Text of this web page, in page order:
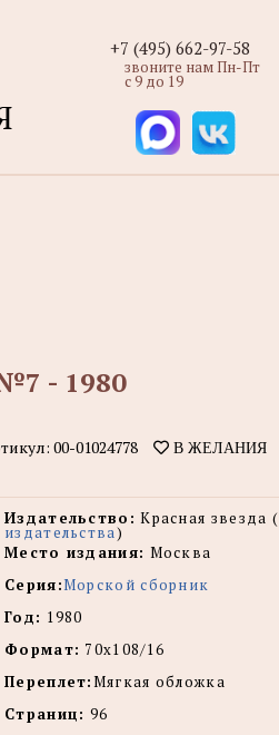
+7 (495) 662-97-58
звоните нам Пн-Пт
с 9 до 19
- 1980
00-01024778 В ЖЕЛАНИЯ
Издательство: Красная звезда (
издательства)
Место издания: Москва
Серия:Морской сборник
Год: 1980
Формат: 70х108/16
Переплет:Мягкая обложка
Страниц: 96